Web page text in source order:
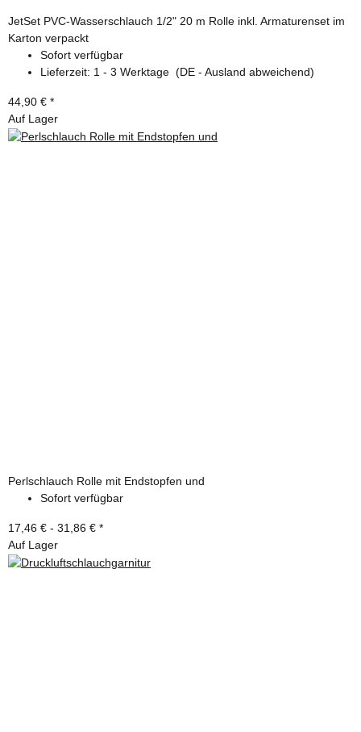
JetSet PVC-Wasserschlauch 1/2" 20 m Rolle inkl. Armaturenset im
Karton verpackt
Sofort verfügbar
Lieferzeit: 1 - 3 Werktage (DE - Ausland abweichend)
44,90 € *
Auf Lager
Perlschlauch Rolle mit Endstopfen und
Sofort verfügbar
17,46 € - 31,86 € *
Auf Lager